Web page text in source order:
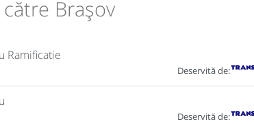
Brașov
Ramificatie
Deservită de:
Deservită de: